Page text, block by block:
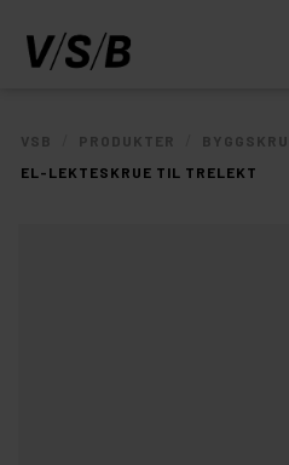
VSB PRODUKTER
EL-LEKTESKRUE TIL TRELEKT